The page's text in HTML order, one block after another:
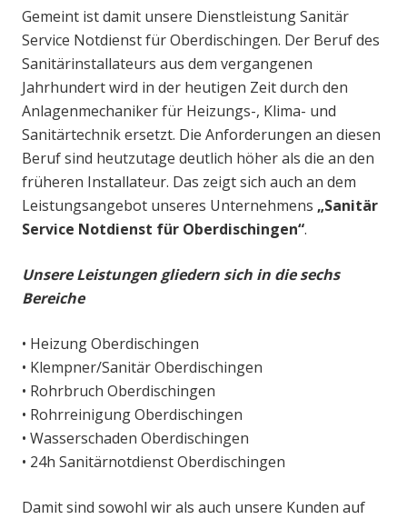
Gemeint ist damit unsere Dienstleistung Sanitär
Service Notdienst für Oberdischingen. Der Beruf des
Sanitärinstallateurs aus dem vergangenen
Jahrhundert wird in der heutigen Zeit durch den
Anlagenmechaniker für Heizungs-, Klima- und
Sanitärtechnik ersetzt. Die Anforderungen an diesen
Beruf sind heutzutage deutlich höher als die an den
früheren Installateur. Das zeigt sich auch an dem
Leistungsangebot unseres Unternehmens „Sanitär
Service Notdienst für Oberdischingen“.
Unsere Leistungen gliedern sich in die sechs
Bereiche
• Heizung Oberdischingen
• Klempner/Sanitär Oberdischingen
• Rohrbruch Oberdischingen
• Rohrreinigung Oberdischingen
• Wasserschaden Oberdischingen
• 24h Sanitärnotdienst Oberdischingen
Damit sind sowohl wir als auch unsere Kunden auf